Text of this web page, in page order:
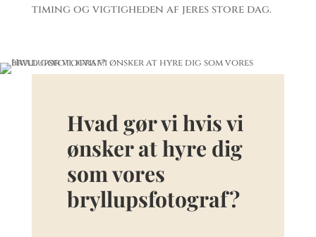
timing og vigtigheden af jeres store dag.
Hvad gør vi hvis vi
ønsker at hyre dig
som vores
bryllupsfotograf?